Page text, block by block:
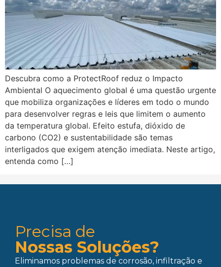
Descubra como a ProtectRoof reduz o Impacto
Ambiental O aquecimento global é uma questão urgente
que mobiliza organizações e líderes em todo o mundo
para desenvolver regras e leis que limitem o aumento
da temperatura global. Efeito estufa, dióxido de
carbono (CO2) e sustentabilidade são temas
interligados que exigem atenção imediata. Neste artigo,
entenda como […]
Precisa de
Nossas Soluções?
Eliminamos problemas de corrosão, infiltração e